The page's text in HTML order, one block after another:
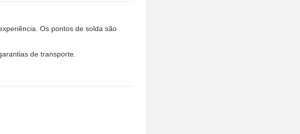
Os pontos de solda são
de transporte.